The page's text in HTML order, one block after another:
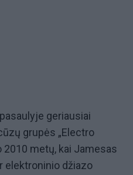
geriausiai
grupės „Electro
2010 metų, kai Jamesas
elektroninio džiazo